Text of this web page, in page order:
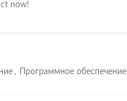
now!
, Программное обеспечение